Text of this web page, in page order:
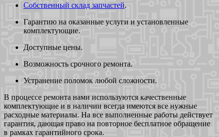
Собственный склад запчастей.
Гарантию на оказанные услуги и установленные
комплектующие.
Доступные цены.
Возможность срочного ремонта.
Устранение поломок любой сложности.
В процессе ремонта нами используются качественные
комплектующие и в наличии всегда имеются все нужные
расходные материалы. На все выполненные работы действует
гарантия, дающая право на повторное бесплатное обращение
в рамках гарантийного срока.